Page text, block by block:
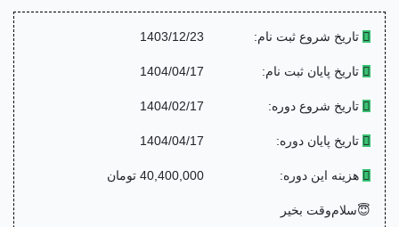
تاریخ شروع ثبت نام:
تاریخ پایان ثبت نام:
تاریخ شروع دوره:
تاریخ پایان دوره:
هزینه این دوره:
😇سلام‌وقت بخیر